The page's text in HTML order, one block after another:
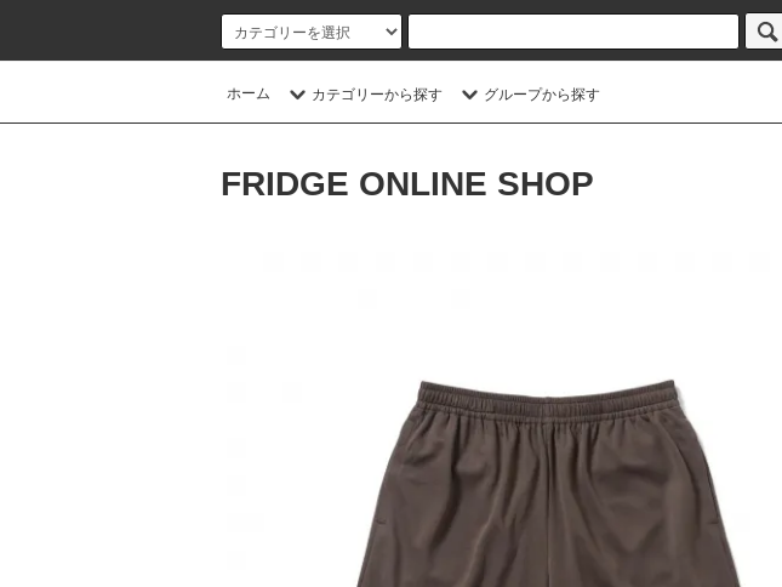
ホーム カテゴリーから探す グループから探す
FRIDGE ONLINE SHOP